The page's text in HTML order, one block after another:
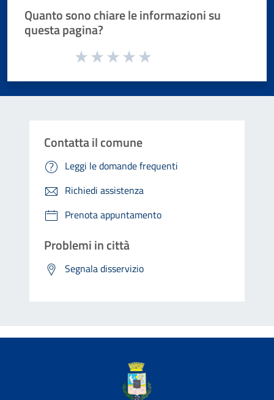
Quanto sono chiare le informazioni su
questa pagina?
Valuta da 1 a 5 stelle la pagina
Contatta il comune
Leggi le domande frequenti
Richiedi assistenza
Prenota appuntamento
Problemi in città
Segnala disservizio